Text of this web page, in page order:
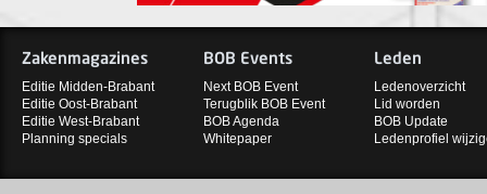
Zakenmagazines
Editie Midden-Brabant
Editie Oost-Brabant
Editie West-Brabant
Planning specials
BOB Events
Next BOB Event
Terugblik BOB Event
BOB Agenda
Whitepaper
Leden
Ledenoverzicht
Lid worden
BOB Update
Ledenprofiel